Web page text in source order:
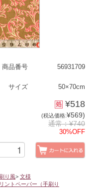
56931709
商品番号
50×70cm
サイズ
¥518
(税込価格:¥569)
通常：¥740
30%OFF
り風> 文様
ントペーパー（手刷り